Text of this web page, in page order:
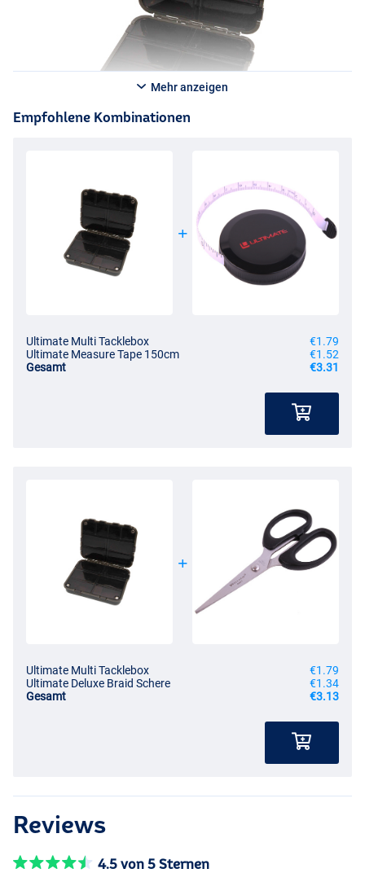
Mehr anzeigen
Empfohlene Kombinationen
Ultimate Multi Tacklebox
€1.79
Ultimate Measure Tape 150cm
€1.52
Gesamt
€3.31
Ultimate Multi Tacklebox
€1.79
Ultimate Deluxe Braid Schere
€1.34
Gesamt
€3.13
Reviews
4.5 von 5 Sternen